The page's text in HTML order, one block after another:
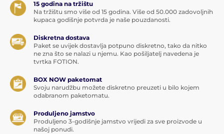
15 godina na tržištu
Na tržištu smo više od 15 godina. Više od 50.000 zadovoljnih
kupaca godišnje potvrda je naše pouzdanosti.
Diskretna dostava
Paket se uvijek dostavlja potpuno diskretno, tako da nitko
ne zna što se nalazi u njemu. Kao pošiljatelj navedena je
tvrtka FOTION.
BOX NOW paketomat
Svoju narudžbu možete diskretno preuzeti u bilo kojem
odabranom paketomatu.
Produljeno jamstvo
Produljeno 3-godišnje jamstvo vrijedi za sve proizvode u
našoj ponudi.